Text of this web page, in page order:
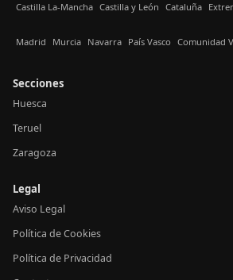
Castilla La-Mancha Castilla y León Cataluña
Madrid Murcia Navarra País Vasco Comunidad
Secciones
Huesca
Teruel
Zaragoza
Legal
Aviso Legal
Política de Cookies
Política de Privacidad